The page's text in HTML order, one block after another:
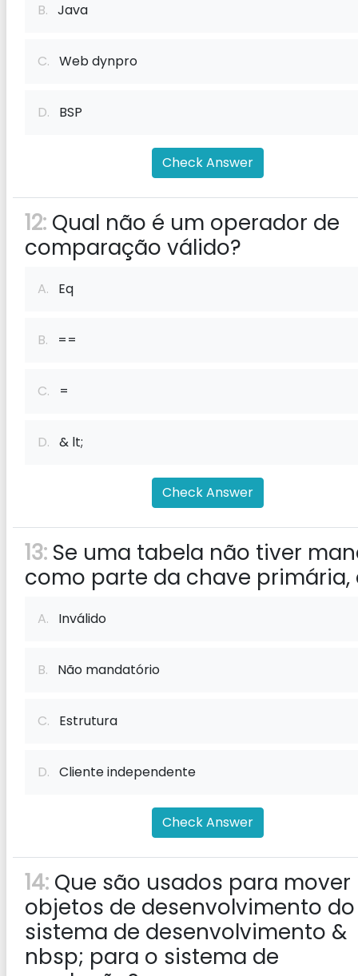
B. Java
C. Web dynpro
D. BSP
Check Answer
12: Qual não é um operador de
comparação válido?
A. Eq
B. ==
C. =
D. & lt;
Check Answer
13: Se uma tabela não tiver
como parte da chave primária,
A. Inválido
B. Não mandatório
C. Estrutura
D. Cliente independente
Check Answer
14: Que são usados ​​para mover
objetos de desenvolvimento do
sistema de desenvolvimento &
nbsp; para o sistema de